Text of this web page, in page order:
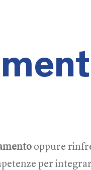
oppure
per